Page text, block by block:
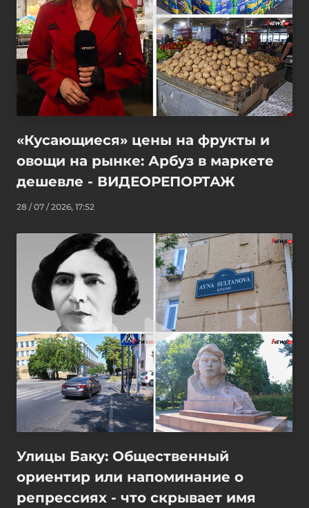
«Кусающиеся» цены на фрукты и
овощи на рынке: Арбуз в маркете
дешевле - ВИДЕОРЕПОРТАЖ
28 / 07 / 2026, 17:52
Улицы Баку: Общественный
ориентир или напоминание о
репрессиях - что скрывает имя